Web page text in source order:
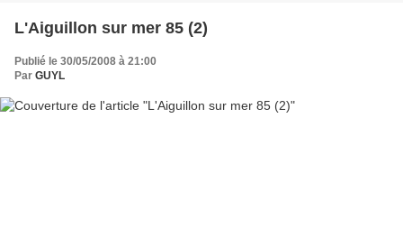
L'Aiguillon sur mer 85 (2)
Publié le 30/05/2008 à 21:00
Par GUYL